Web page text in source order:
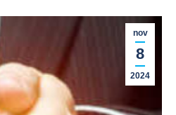
nov
8
2024